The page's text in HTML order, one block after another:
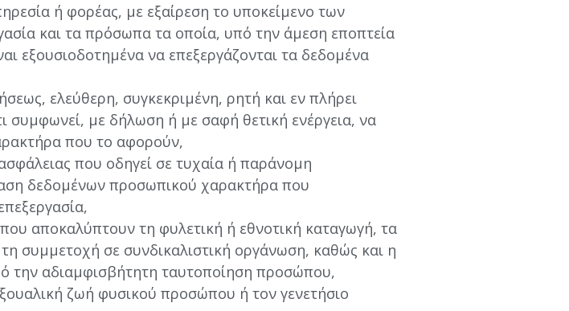
ή φορέας, με εξαίρεση το υποκείμενο των
και τα πρόσωπα τα οποία, υπό την άμεση εποπτεία
εξουσιοδοτημένα να επεξεργάζονται τα δεδομένα
ελεύθερη, συγκεκριμένη, ρητή και εν πλήρει
συμφωνεί, με δήλωση ή με σαφή θετική ενέργεια, να
που το αφορούν,
που οδηγεί σε τυχαία ή παράνομη
δεδομένων προσωπικού χαρακτήρα που
αποκαλύπτουν τη φυλετική ή εθνοτική καταγωγή, τα
συμμετοχή σε συνδικαλιστική οργάνωση, καθώς και η
την αδιαμφισβήτητη ταυτοποίηση προσώπου,
ζωή φυσικού προσώπου ή τον γενετήσιο